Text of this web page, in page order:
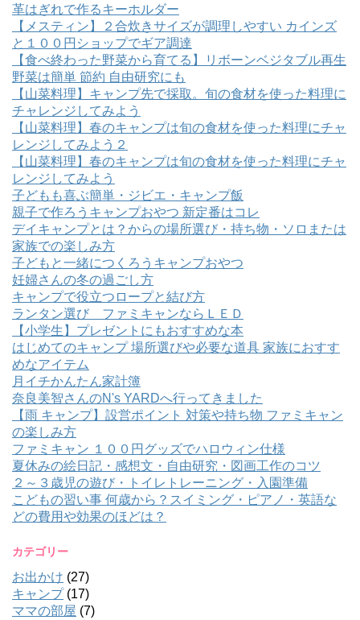
革はぎれで作るキーホルダー
【メスティン】２合炊きサイズが調理しやすい カインズ
と１００円ショップでギア調達
【食べ終わった野菜から育てる】リボーンベジタブル再生
野菜は簡単 節約 自由研究にも
【山菜料理】キャンプ先で採取。旬の食材を使った料理に
チャレンジしてみよう
【山菜料理】春のキャンプは旬の食材を使った料理にチャ
レンジしてみよう２
【山菜料理】春のキャンプは旬の食材を使った料理にチャ
レンジしてみよう
子どもも喜ぶ簡単・ジビエ・キャンプ飯
親子で作ろうキャンプおやつ 新定番はコレ
デイキャンプとは？からの場所選び・持ち物・ソロまたは
家族での楽しみ方
子どもと一緒につくろうキャンプおやつ
妊婦さんの冬の過ごし方
キャンプで役立つロープと結び方
ランタン選び ファミキャンならＬＥＤ
【小学生】プレゼントにもおすすめな本
はじめてのキャンプ 場所選びや必要な道具 家族におすす
めなアイテム
月イチかんたん家計簿
奈良美智さんのN's YARDへ行ってきました
【雨 キャンプ】設営ポイント 対策や持ち物 ファミキャン
の楽しみ方
ファミキャン １００円グッズでハロウィン仕様
夏休みの絵日記・感想文・自由研究・図画工作のコツ
２～３歳児の遊び・トイレトレーニング・入園準備
こどもの習い事 何歳から？スイミング・ピアノ・英語な
どの費用や効果のほどは？
カテゴリー
お出かけ (27)
キャンプ(17)
ママの部屋 (7)